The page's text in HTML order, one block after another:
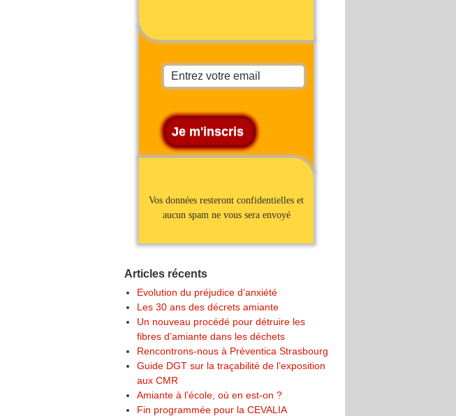
Vos données resteront confidentielles et
aucun spam ne vous sera envoyé
Articles récents
Evolution du préjudice d’anxiété
Les 30 ans des décrets amiante
Un nouveau procédé pour détruire les
fibres d’amiante dans les déchets
Rencontrons-nous à Préventica Strasbourg
Guide DGT sur la traçabilité de l’exposition
aux CMR
Amiante à l’école, où en est-on ?
Fin programmée pour la CEVALIA